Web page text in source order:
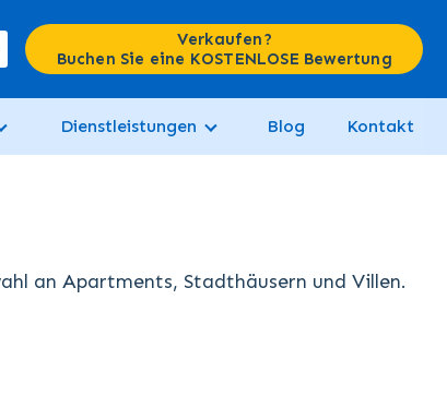
Verkaufen?
Buchen Sie eine KOSTENLOSE Bewertung
Dienstleistungen Blog Kontakt
an Apartments, Stadthäusern und Villen.